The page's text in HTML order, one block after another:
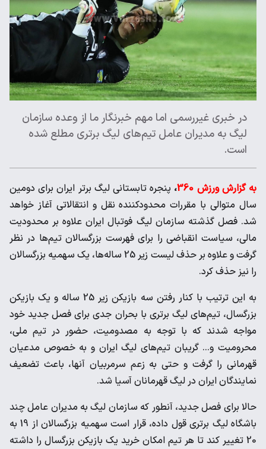
در خبری غیررسمی اما مهم خبرنگار ما از وعده سازمان
لیگ به مدیران عامل تیم‌های لیگ برتری مطلع شده
است.
به گزارش ورزش 360 ، پنجره تابستانی لیگ برتر ایران برای دومین
سال متوالی با مقررات محدودکننده نقل و انتقالاتی آغاز خواهد
شد. فصل گذشته سازمان لیگ فوتبال ایران علاوه بر محدودیت
مالی، سیاست انقباضی را برای فهرست بزرگسالان تیم‌ها در نظر
گرفت و علاوه بر حذف لیست زیر 25 ساله‌ها، یک سهمیه بزرگسالان
را نیز حذف کرد.
به این ترتیب با کنار رفتن سه بازیکن زیر 25 ساله و یک بازیکن
بزرگسال، تیم‌های لیگ برتری با بحران جدی برای فصل جدید خود
مواجه شدند که با توجه به مصدومیت، حضور در تیم ملی،
محرومیت و... گریبان تیم‌های لیگ ایران و به خصوص مدعیان
قهرمانی را گرفت و حتی به زعم سرمربیان آنها، باعث تضعیف
نمایندگان ایران در لیگ قهرمانان آسیا شد.
حالا برای فصل جدید، آنطور که سازمان لیگ به مدیران عامل چند
باشگاه لیگ برتری قول داده، قرار است سهمیه بزرگسالان از 19 به
20 تغییر کند تا هر تیم امکان خرید یک بازیکن بزرگسال را داشته